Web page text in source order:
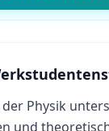
Physik
und